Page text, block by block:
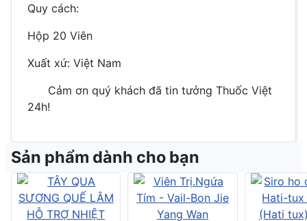
Quy cách:
Hộp 20 Viên
Xuất xứ: Việt Nam
Cảm ơn quý khách đã tin tưởng Thuốc Việt
24h!
Sản phẩm dành cho bạn